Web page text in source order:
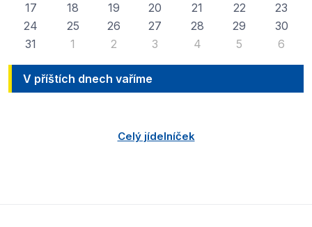
17
18 19 20 21 22
23
24
25 26 27 28 29
30
31
1 2 3 4 5 6
V příštích dnech vaříme
Celý jídelníček